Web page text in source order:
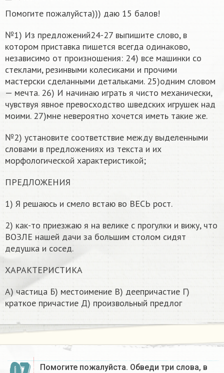
Помогите пожалуйста))) даю 15 балов!
№1) Из предложений24-27 выпишите слово, в
котором приставка пишется всегда одинаково,
независимо от произношения: 24) все машинки со
стеклами, резинвыми колесиками и прочими
мастерски сделанными детальками. 25)одним словом
— мечта. 26) И начинаю играть я чисто механически,
чувствуя явное превосходство шведских игрушек над
моими. 27)мне невероятно хочется иметь такие же.
№2) установите соответствие между выделенными
словами в предложениях из текста и их
морфологической характеристикой;
ПРЕДЛОЖЕНИЯ
1) Я решаюсь и смело встаю во ВЕСЬ рост.
2) как-то приезжаю я на велике с прогулки и вижу, что
ВОЗЛЕ нашей дачи за большим столом сидят
дедушка и сосед.
ХАРАКТЕРИСТИКА
А) частица Б) местоимение В) деепричастие Г)
краткое причастие Д) произвольный предлог
Помогите пожалуйста. Обведи три слова, в